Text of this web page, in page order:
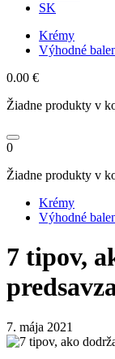
SK
Krémy
Výhodné
0.00 €
Žiadne produkty v
0
Žiadne produkty v
Krémy
Výhodné
7 tipov,
7. mája 2021